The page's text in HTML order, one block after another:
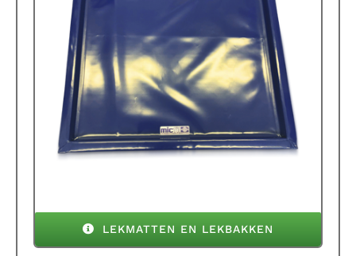
LEKMATTEN EN LEKBAKKEN